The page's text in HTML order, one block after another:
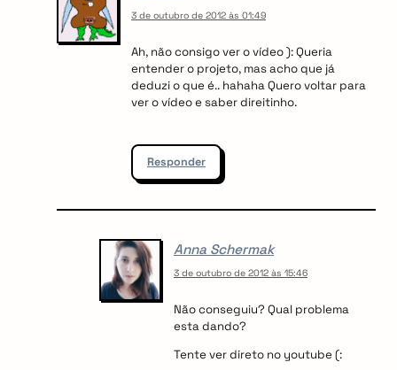
3 de outubro de 2012 às 01:49
Ah, não consigo ver o vídeo ): Queria
entender o projeto, mas acho que já
deduzi o que é.. hahaha Quero voltar para
ver o vídeo e saber direitinho.
Responder
Anna Schermak
3 de outubro de 2012 às 15:46
Não conseguiu? Qual problema
esta dando?
Tente ver direto no youtube (: